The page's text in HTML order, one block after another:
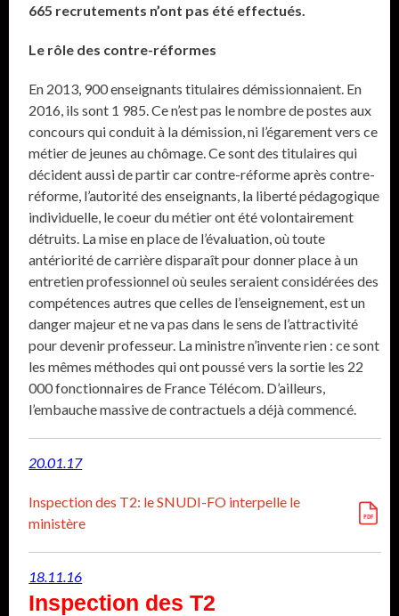
665 recrutements n’ont pas été effectués.
Le rôle des contre-réformes
En 2013, 900 enseignants titulaires démissionnaient. En
2016, ils sont 1 985. Ce n’est pas le nombre de postes aux
concours qui conduit à la démission, ni l’égarement vers ce
métier de jeunes au chômage. Ce sont des titulaires qui
décident aussi de partir car contre-réforme après contre-
réforme, l’autorité des enseignants, la liberté pédagogique
individuelle, le coeur du métier ont été volontairement
détruits. La mise en place de l’évaluation, où toute
antériorité de carrière disparaît pour donner place à un
entretien professionnel où seules seraient considérées des
compétences autres que celles de l’enseignement, est un
danger majeur et ne va pas dans le sens de l’attractivité
pour devenir professeur. La ministre n’invente rien : ce sont
les mêmes méthodes qui ont poussé vers la sortie les 22
000 fonctionnaires de France Télécom. D’ailleurs,
l’embauche massive de contractuels a déjà commencé.
20.01.17
Inspection des T2: le SNUDI-FO interpelle le
ministère
18.11.16
Inspection des T2